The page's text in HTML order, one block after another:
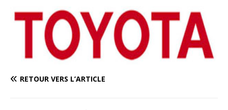
RETOUR VERS L’ARTICLE